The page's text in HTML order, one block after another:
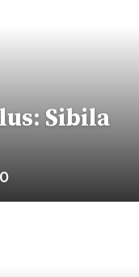
Sibila